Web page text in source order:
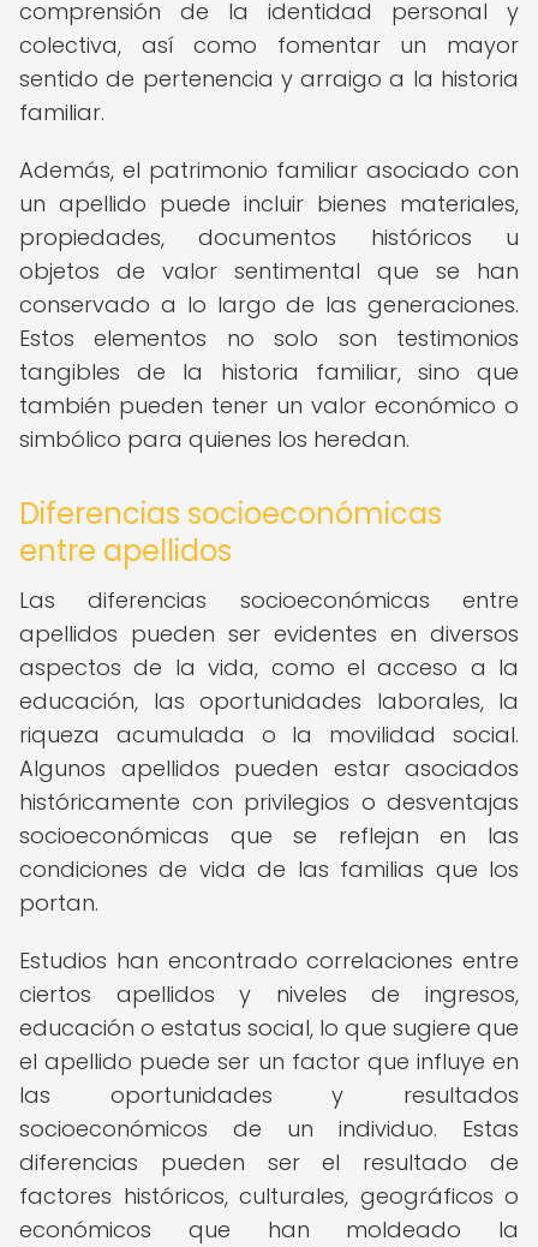
comprensión de la identidad personal y
colectiva, así como fomentar un mayor
sentido de pertenencia y arraigo a la historia
familiar.
Además, el patrimonio familiar asociado con
un apellido puede incluir bienes materiales,
propiedades, documentos históricos u
objetos de valor sentimental que se han
conservado a lo largo de las generaciones.
Estos elementos no solo son testimonios
tangibles de la historia familiar, sino que
también pueden tener un valor económico o
simbólico para quienes los heredan.
Diferencias socioeconómicas
entre apellidos
Las diferencias socioeconómicas entre
apellidos pueden ser evidentes en diversos
aspectos de la vida, como el acceso a la
educación, las oportunidades laborales, la
riqueza acumulada o la movilidad social.
Algunos apellidos pueden estar asociados
históricamente con privilegios o desventajas
socioeconómicas que se reflejan en las
condiciones de vida de las familias que los
portan.
Estudios han encontrado correlaciones entre
ciertos apellidos y niveles de ingresos,
educación o estatus social, lo que sugiere que
el apellido puede ser un factor que influye en
las oportunidades y resultados
socioeconómicos de un individuo. Estas
diferencias pueden ser el resultado de
factores históricos, culturales, geográficos o
económicos que han moldeado la